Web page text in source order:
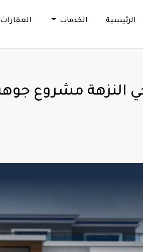
الرئيسية الخدمات العقارات